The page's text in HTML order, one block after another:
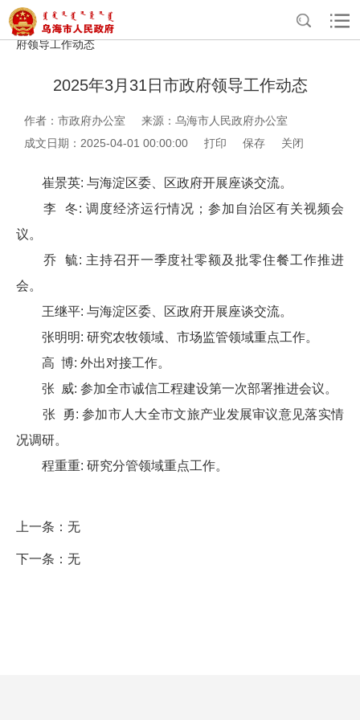
首页 >政务公开>政府办公室信息公开 法定主动公开内容
政
府领导工作动态
2025年3月31日市政府领导工作动态
作者：市政府办公室
来源：乌海市人民政府办公室
成文日期：2025-04-01 00:00:00
打印 保存 关闭
崔景英: 与海淀区委、区政府开展座谈交流。
李 冬: 调度经济运行情况；参加自治区有关视频会
议。
乔 毓: 主持召开一季度社零额及批零住餐工作推进
会。
王继平: 与海淀区委、区政府开展座谈交流。
张明明: 研究农牧领域、市场监管领域重点工作。
高 博: 外出对接工作。
张 威: 参加全市诚信工程建设第一次部署推进会议。
张 勇: 参加市人大全市文旅产业发展审议意见落实情
况调研。
程重重: 研究分管领域重点工作。
上一条： 无
下一条： 无